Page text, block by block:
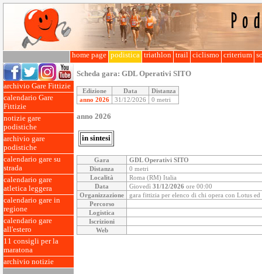
home page podistica triathlon trail ciclismo criterium
archivio Gare Fittizie
calendario Gare
Fittizie
notizie gare
podistiche
archivio gare
podistiche
calendario gare su
strada
calendario gare
atletica leggera
calendario gare in
regione
calendario gare
all'estero
11 consigli per la
maratona
archivio notizie
Scheda gara: GDL Operativi SITO
Edizione Data
Distanza
anno 2026
31/12/2026 0 metri
anno 2026
in sintesi
Gara
GDL Operativi SITO
Distanza
0 metri
Località
Roma (RM) Italia
Data
Giovedì 31/12/2026 ore 00:00
Organizzazione
gara fittizia per elenco di chi opera con Lotus ed
Percorso
Logistica
Iscrizioni
Web